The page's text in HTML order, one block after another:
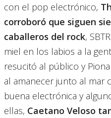
con el pop electrónico,
corroboró que siguen
caballeros del rock,
miel en los labios a la
resucitó al público y
al amanecer junto al mar
buena electrónica y
ellas, Caetano Veloso